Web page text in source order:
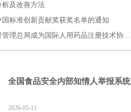
及改善方法
国标准创新贡献奖获奖名单的通知
国家食品药品监督管理总局成为国际人用药品注册技术协调会（ic
全国食品安全内部知情人举报系统
2026-05-11